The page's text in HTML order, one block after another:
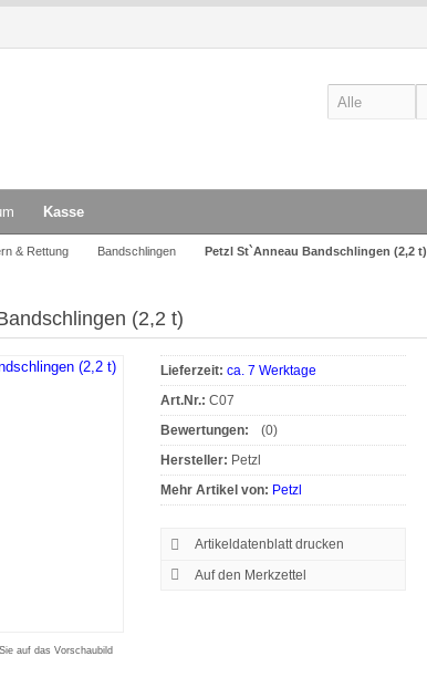
Kasse
& Rettung Bandschlingen Petzl St`Anneau Bandschlingen (2,2 t)
(2,2 t)
auf das Vorschaubild
Lieferzeit: ca. 7 Werktage
Art.Nr.: C07
Bewertungen:
(0)
Hersteller: Petzl
Mehr Artikel von: Petzl
Artikeldatenblatt drucken